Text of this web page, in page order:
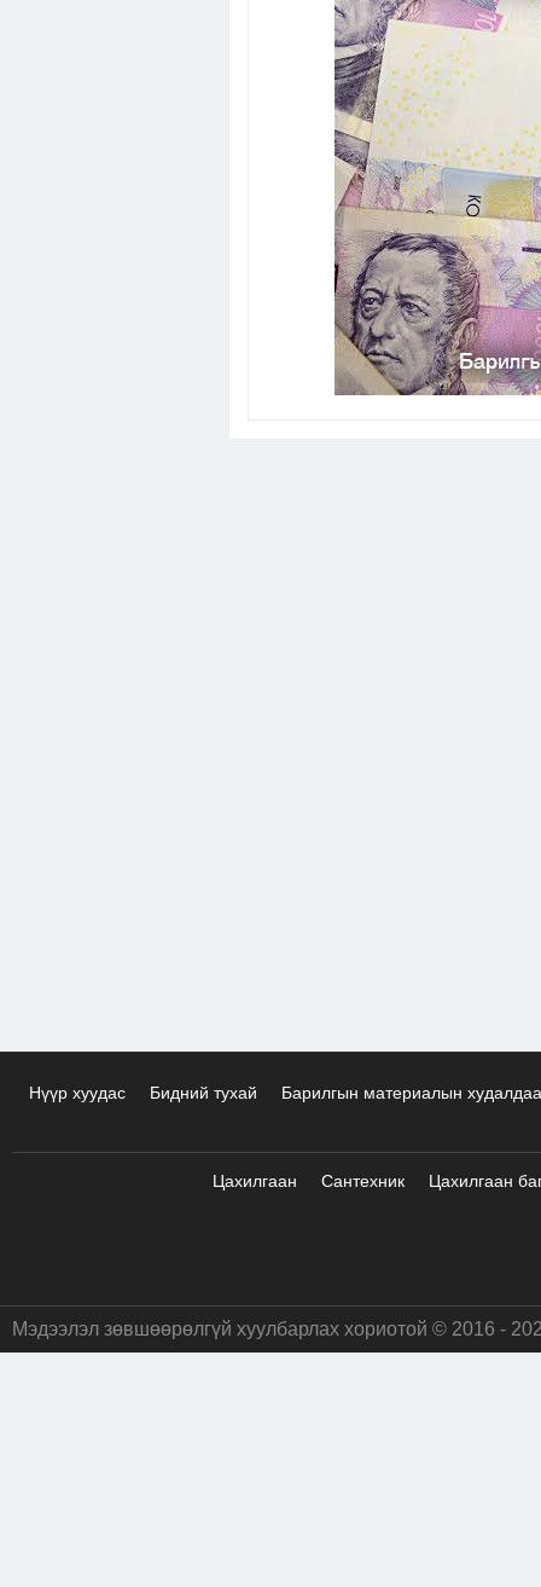
Нүүр хуудас Бидний тухай Барилгын материалын
Цахилгаан Сантехник Цахилгаан
Мэдээлэл зөвшөөрөлгүй хуулбарлах хориотой © 2016 -